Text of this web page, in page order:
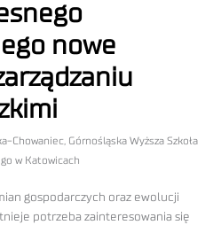
nowe
Chowaniec, Górnośląska Wyższa Szkoła
w Katowicach
gospodarczych oraz ewolucji
potrzeba zainteresowania się